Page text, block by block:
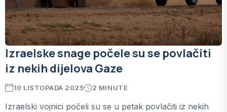
Izraelske snage počele su se povlačiti
iz nekih dijelova Gaze
10 LISTOPADA 2025 2 MINUTE
Izraelski vojnici počeli su se u petak povlačiti iz nekih